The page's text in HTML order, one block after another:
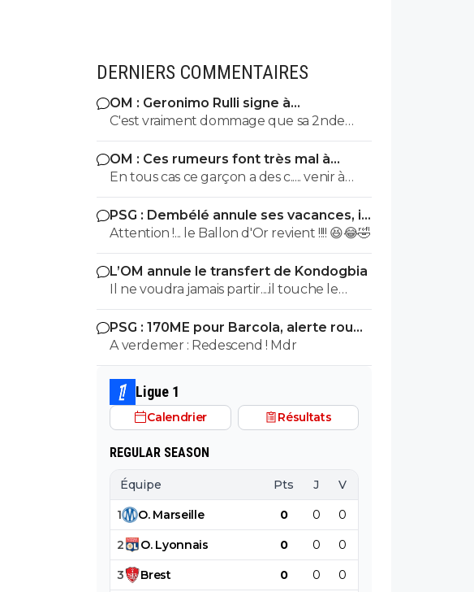
DERNIERS COMMENTAIRES
OM : Geronimo Rulli signe à
Manchester City
C'est vraiment dommage que sa 2nde
saison n'ait pas été du même niveau que
la 1ere. On s'est pris des buts gag,
notamment lors de notre dernier match
de LDC en Belgique, sur le 1er ou 2eme je
ne me souviens plus. Idem en L1 il n'a pas
fait une 2e saison du niveau de la 1ere.
Dommage.
OM : Ces rumeurs font très mal à
Bruno Genesio
En tous cas ce garçon a des c..... venir à
l'OM dans ces conditions, bravo, respect
PSG : Dembélé annule ses vacances, il
veut tout casser
Attention !... le Ballon d'Or revient !!!! 😆😂🤣
L’OM annule le transfert de Kondogbia
Il ne voudra jamais partir....il touche le
pactole tous les mois à Marseille. Il est
cramé en plus
PSG : 170ME pour Barcola, alerte rouge
à Liverpool A verdemer : Redescend ! Mdr
Ligue 1
Calendrier Résultats
REGULAR SEASON
Équipe Pts J V
1 O. Marseille 0 0 0
2 O. Lyonnais 0 0 0
3 Brest 0 0 0